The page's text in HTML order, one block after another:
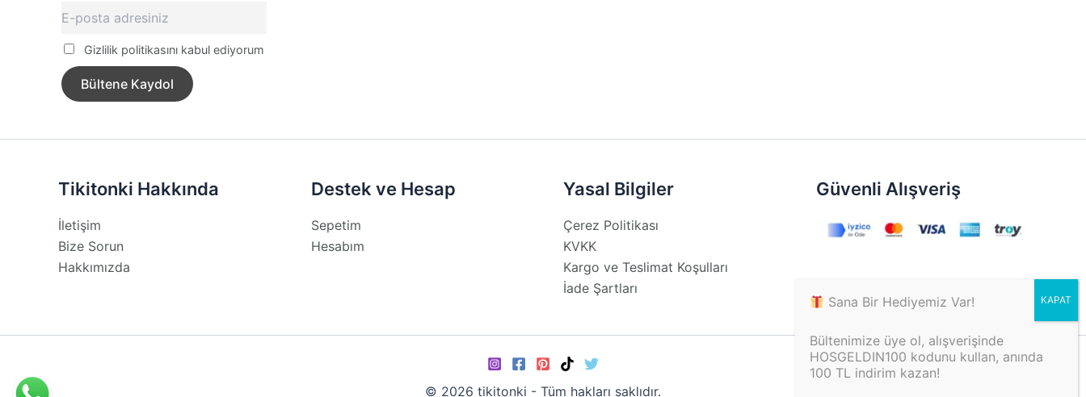
Gizlilik politikasını kabul ediyorum
Tikitonki Hakkında
İletişim
Bize Sorun
Hakkımızda
Destek ve Hesap
Sepetim
Hesabım
Yasal Bilgiler
Çerez Politikası
KVKK
Kargo ve Teslimat Koşulları
İade Şartları
Güvenli Alışveriş
© 2026 tikitonki - Tüm hakları saklıdır.
Sana Bir Hediyemiz Var!
Bültenimize üye ol, alışverişinde
HOSGELDIN100 kodunu kullan, anında
100 TL indirim kazan!